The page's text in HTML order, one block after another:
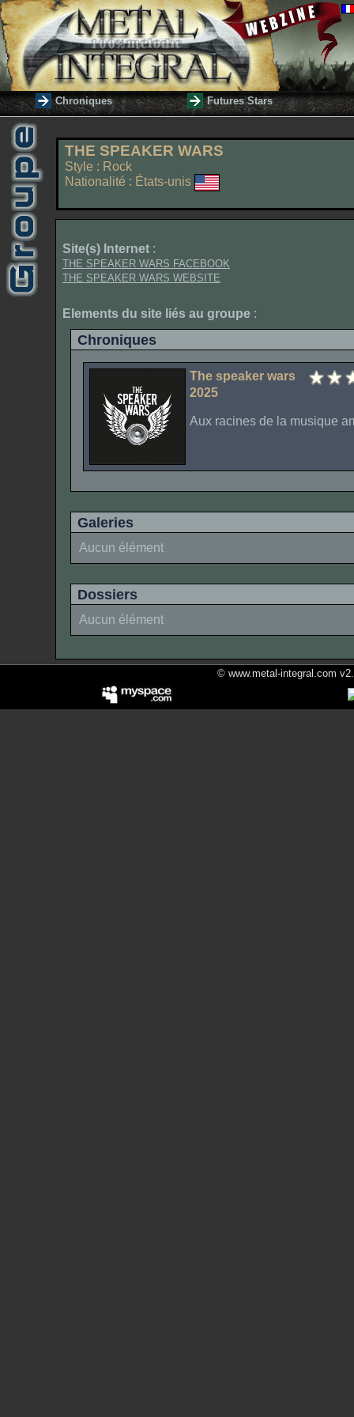
Chroniques Futures Stars
THE SPEAKER WARS
Style : Rock
Nationalité : États-unis
Site(s) Internet :
THE SPEAKER WARS FACEBOOK
THE SPEAKER WARS WEBSITE
Elements du site liés au groupe :
Chroniques
The speaker wars
2025
Aux racines de la musique
Galeries
Aucun élément
Dossiers
Aucun élément
© www.metal-integral.com